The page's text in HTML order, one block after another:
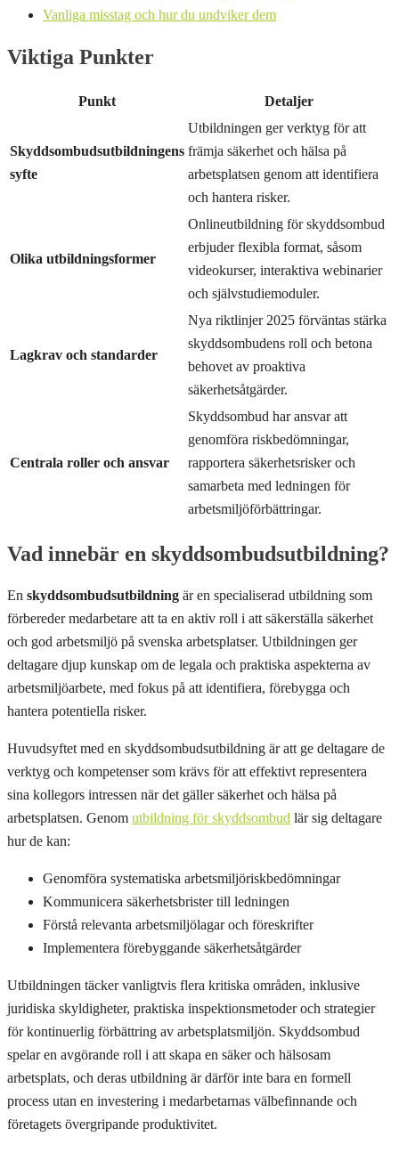
Vanliga misstag och hur du undviker dem
Viktiga Punkter
Punkt Detaljer
Skyddsombudsutbildningens
syfte
Utbildningen ger verktyg för att
främja säkerhet och hälsa på
arbetsplatsen genom att identifiera
och hantera risker.
Olika utbildningsformer
Onlineutbildning för skyddsombud
erbjuder flexibla format, såsom
videokurser, interaktiva webinarier
och självstudiemoduler.
Lagkrav och standarder
Nya riktlinjer 2025 förväntas stärka
skyddsombudens roll och betona
behovet av proaktiva
säkerhetsåtgärder.
Centrala roller och ansvar
Skyddsombud har ansvar att
genomföra riskbedömningar,
rapportera säkerhetsrisker och
samarbeta med ledningen för
arbetsmiljöförbättringar.
Vad innebär en skyddsombudsutbildning?
En skyddsombudsutbildning är en specialiserad utbildning som
förbereder medarbetare att ta en aktiv roll i att säkerställa säkerhet
och god arbetsmiljö på svenska arbetsplatser. Utbildningen ger
deltagare djup kunskap om de legala och praktiska aspekterna av
arbetsmiljöarbete, med fokus på att identifiera, förebygga och
hantera potentiella risker.
Huvudsyftet med en skyddsombudsutbildning är att ge deltagare de
verktyg och kompetenser som krävs för att effektivt representera
sina kollegors intressen när det gäller säkerhet och hälsa på
arbetsplatsen. Genom utbildning för skyddsombud lär sig deltagare
hur de kan:
Genomföra systematiska arbetsmiljöriskbedömningar
Kommunicera säkerhetsbrister till ledningen
Förstå relevanta arbetsmiljölagar och föreskrifter
Implementera förebyggande säkerhetsåtgärder
Utbildningen täcker vanligtvis flera kritiska områden, inklusive
juridiska skyldigheter, praktiska inspektionsmetoder och strategier
för kontinuerlig förbättring av arbetsplatsmiljön. Skyddsombud
spelar en avgörande roll i att skapa en säker och hälsosam
arbetsplats, och deras utbildning är därför inte bara en formell
process utan en investering i medarbetarnas välbefinnande och
företagets övergripande produktivitet.